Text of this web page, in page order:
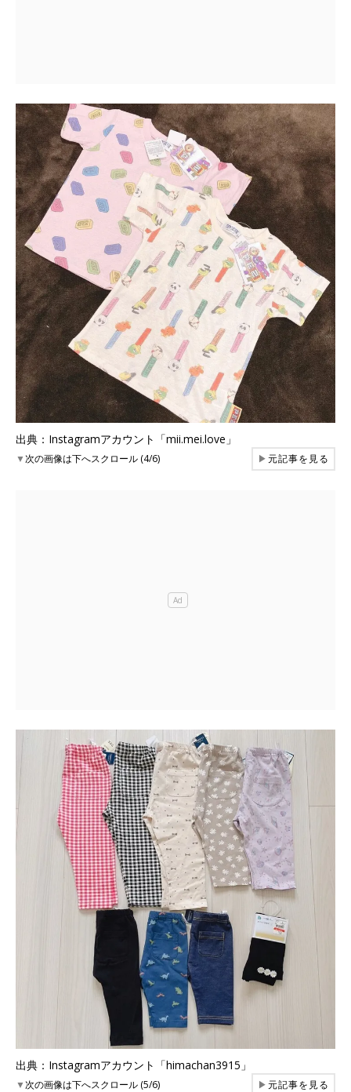
出典：Instagramアカウント「mii.mei.love」
▼次の画像は下へスクロール (4/6) ▶元記事を見る
出典：Instagramアカウント「himachan3915」
▼次の画像は下へスクロール (5/6) ▶元記事を見る